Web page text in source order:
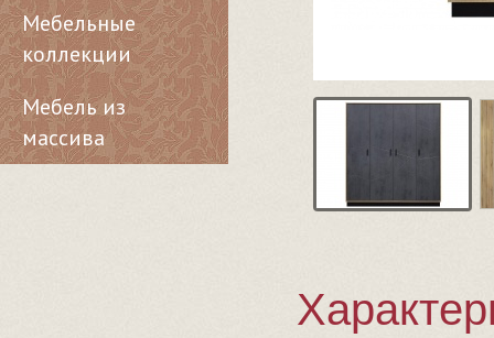
Мебельные
коллекции
Мебель из
массива